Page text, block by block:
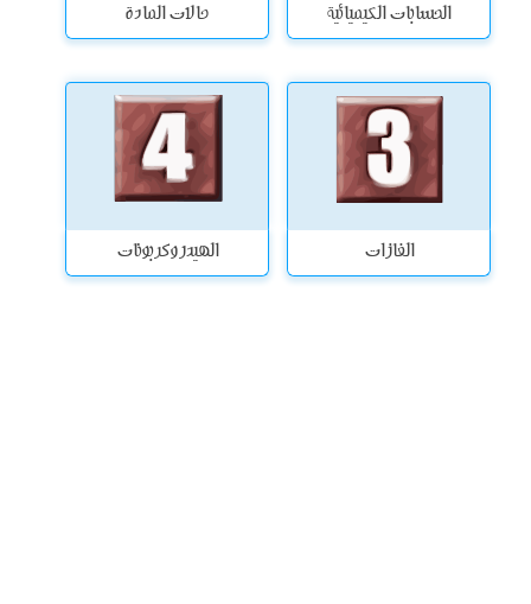
الحسابات الكيميائية حالات المادة
الغازات الهيدروكربونات